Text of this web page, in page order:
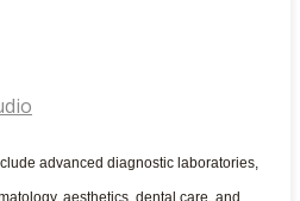
advanced diagnostic laboratories,